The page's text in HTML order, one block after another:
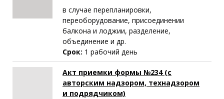
в случае перепланировки,
переоборудование, присоединении
балкона и лоджии, разделение,
объединение и др.
Срок: 1 рабочий день
Акт приемки формы №234 (с
авторским надзором, технадзором
и подрядчиком)